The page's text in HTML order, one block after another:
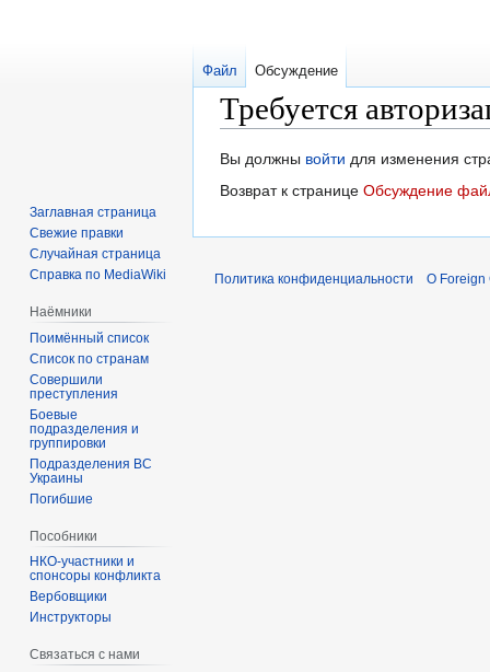
Требуется
Перейти
к
Перейти
к
Вы должны войти для изменения
Возврат к странице Обсуждение
Файл Обсуждение
Заглавная страница
Свежие правки
Случайная страница
Справка по MediaWiki
Наёмники
Поимённый список
Список по странам
Совершили
преступления
Боевые
подразделения и
группировки
Подразделения ВС
Украины
Погибшие
Пособники
спонсоры конфликта
‏‎Вербовщики
Инструкторы
Связаться с нами
Политика конфиденциальности О Foreign